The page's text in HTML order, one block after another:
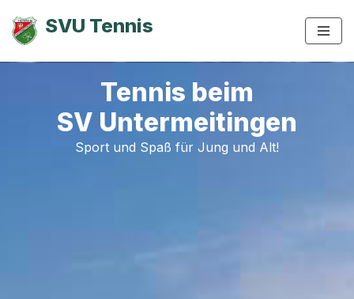
Zum
Inhalt
SVU Tennis
Tennis beim
SV Untermeitingen
Sport und Spaß für Jung und Alt!